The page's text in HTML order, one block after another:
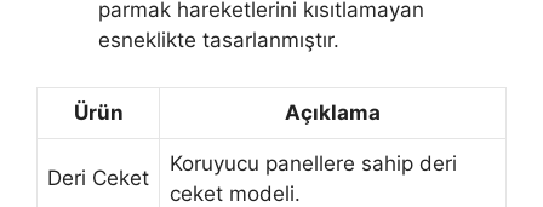
parmak hareketlerini kısıtlamayan
esneklikte tasarlanmıştır.
Ürün Açıklama
Deri Ceket
Koruyucu panellere sahip deri
ceket modeli.